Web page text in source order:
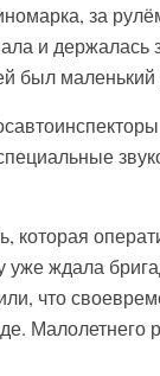
за
и держалась
был маленький
ждала
что
Малолетнего